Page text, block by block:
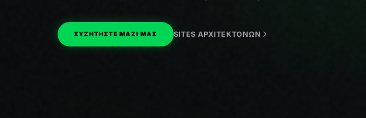
ΣΥΖΗΤΗΣΤΕ ΜΑΖΙ ΜΑΣ SITES ΑΡΧΙΤΕΚΤΟΝΩΝ